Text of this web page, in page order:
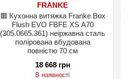
FRANKE
🟥 Кухонна витяжка Franke Box
Flush EVO FBFE XS A70
(305.0665.361) неіржавна сталь
полірована вбудована
повністю 70 см
18 668 грн
В наявності